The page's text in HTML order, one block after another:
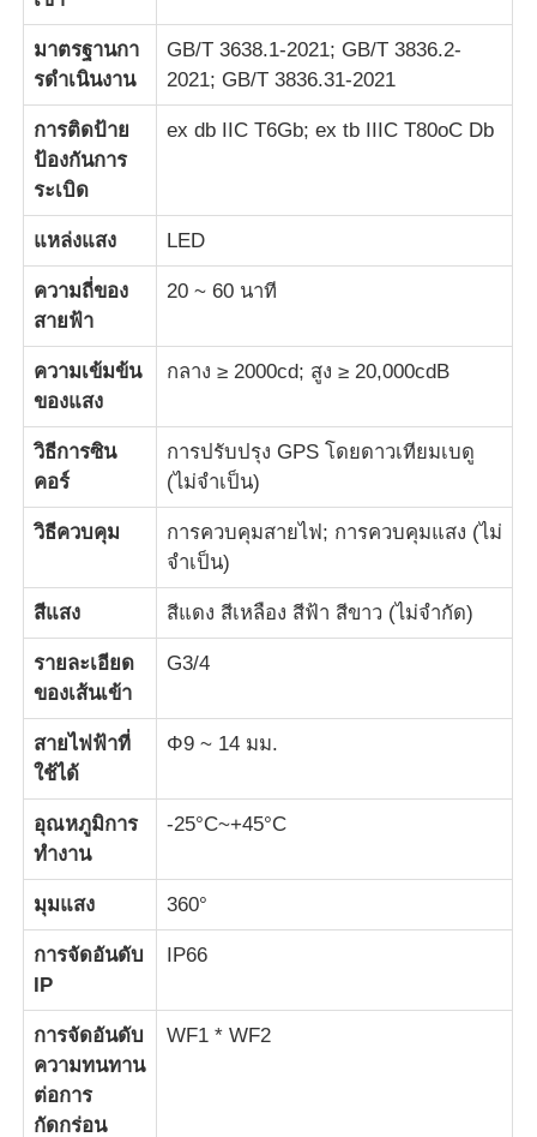
มาตรฐานกา
รดําเนินงาน
GB/T 3638.1-2021; GB/T 3836.2-
2021; GB/T 3836.31-2021
การติดป้าย
ป้องกันการ
ระเบิด
ex db IIC T6Gb; ex tb IIIC T80oC Db
แหล่งแสง LED
ความถี่ของ
สายฟ้า
20 ~ 60 นาที
ความเข้มข้น
ของแสง
กลาง ≥ 2000cd; สูง ≥ 20,000cdB
วิธีการซิน
คอร์
การปรับปรุง GPS โดยดาวเทียมเบดู
(ไม่จําเป็น)
วิธีควบคุม
การควบคุมสายไฟ; การควบคุมแสง (ไม่
จําเป็น)
สีแสง สีแดง สีเหลือง สีฟ้า สีขาว (ไม่จํากัด)
รายละเอียด
ของเส้นเข้า
G3/4
สายไฟฟ้าที่
ใช้ได้
Φ9 ~ 14 มม.
อุณหภูมิการ
ทํางาน
-25°C~+45°C
มุมแสง 360°
การจัดอันดับ
IP
IP66
การจัดอันดับ
ความทนทาน
ต่อการ
กัดกร่อน
WF1 * WF2